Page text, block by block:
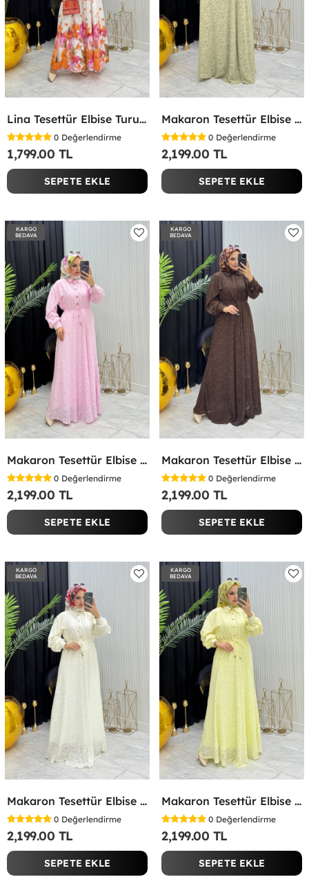
Lina Tesettür Elbise Turuncu Turuncu
0 Değerlendirme
1,799.00 TL
SEPETE EKLE
Makaron Tesettür Elbise Yeşil Yeşil
0 Değerlendirme
2,199.00 TL
SEPETE EKLE
KARGO
BEDAVA
Makaron Tesettür Elbise Pembe Pembe
0 Değerlendirme
2,199.00 TL
SEPETE EKLE
KARGO
BEDAVA
Makaron Tesettür Elbise Kahverengi Kahverengi
0 Değerlendirme
2,199.00 TL
SEPETE EKLE
KARGO
BEDAVA
Makaron Tesettür Elbise Beyaz Beyaz
0 Değerlendirme
2,199.00 TL
SEPETE EKLE
KARGO
BEDAVA
Makaron Tesettür Elbise Sarı Sarı
0 Değerlendirme
2,199.00 TL
SEPETE EKLE